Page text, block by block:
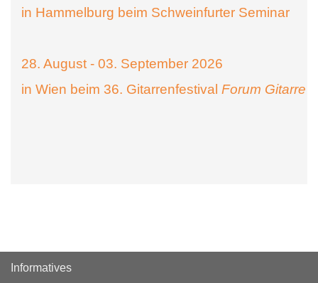
in Hammelburg beim Schweinfurter Seminar
28. August - 03. September 2026
in Wien beim 36. Gitarrenfestival Forum Gitarre
Informatives